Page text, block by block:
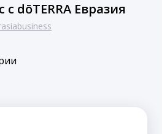
с dōTERRA Евразия